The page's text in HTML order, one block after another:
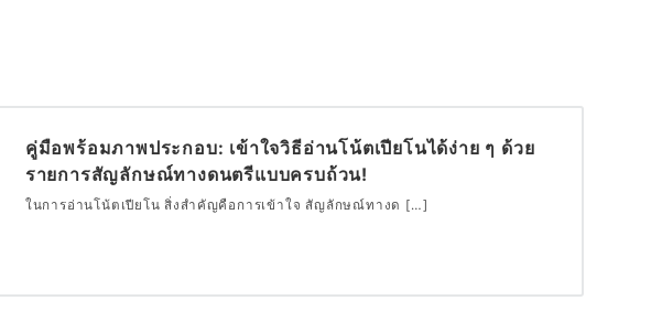
คู่มือพร้อมภาพประกอบ: เข้าใจวิธีอ่านโน้ตเปียโนได้ง่าย ๆ ด้วย
รายการสัญลักษณ์ทางดนตรีแบบครบถ้วน!
ในการอ่านโน้ตเปียโน สิ่งสำคัญคือการเข้าใจ สัญลักษณ์ทางด […]